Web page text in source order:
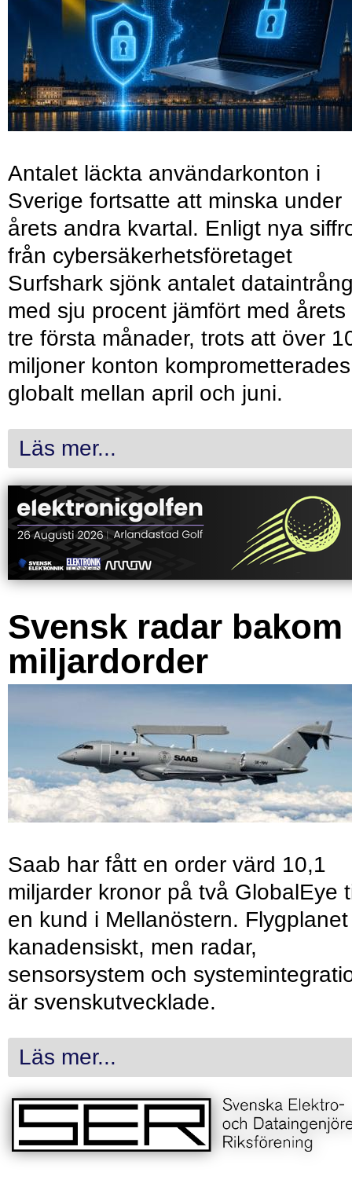
Antalet läckta användarkonton i
Sverige fortsatte att minska under
årets andra kvartal. Enligt nya
från cybersäkerhetsföretaget
Surfshark sjönk antalet
med sju procent jämfört med årets
tre första månader, trots att över
miljoner konton komprometterades
globalt mellan april och juni.
Läs mer...
Svensk radar bakom
miljardorder
Saab har fått en order värd 10,1
miljarder kronor på två GlobalEye
en kund i Mellanöstern.
kanadensiskt, men radar,
sensorsystem och
är svenskutvecklade.
Läs mer...